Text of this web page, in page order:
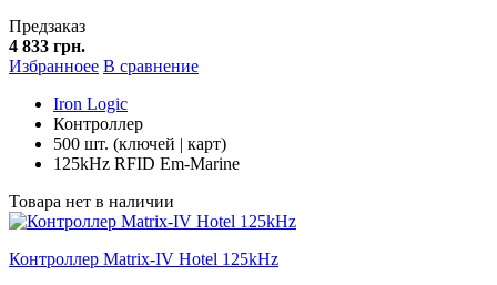
Предзаказ
4 833 грн.
Избранноее В сравнение
Iron Logic
Контроллер
500 шт. (ключей | карт)
125kHz RFID Em-Marine
Товара нет в наличии
Контроллер Matrix-IV Hotel 125kHz